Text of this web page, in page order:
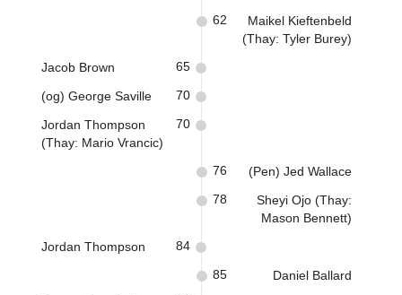
Maikel Kieftenbeld
(Thay: Tyler Burey)
62
Jacob Brown 65
(og) George Saville 70
Jordan Thompson
(Thay: Mario Vrancic)
70
(Pen) Jed Wallace
76
Sheyi Ojo (Thay:
Mason Bennett)
78
Jordan Thompson 84
Daniel Ballard
85